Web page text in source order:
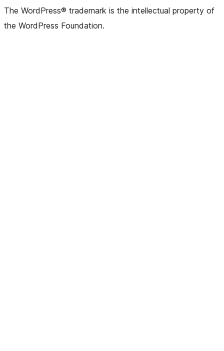
The WordPress® trademark is the intellectual property of
the WordPress Foundation.